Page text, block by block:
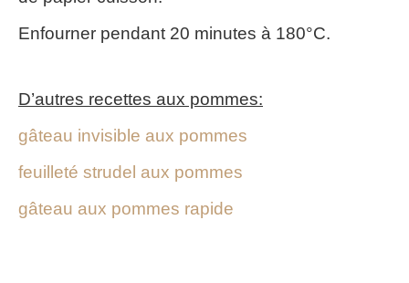
Enfourner pendant 20 minutes à 180°C.
D’autres recettes aux pommes:
gâteau invisible aux pommes
feuilleté strudel aux pommes
gâteau aux pommes rapide